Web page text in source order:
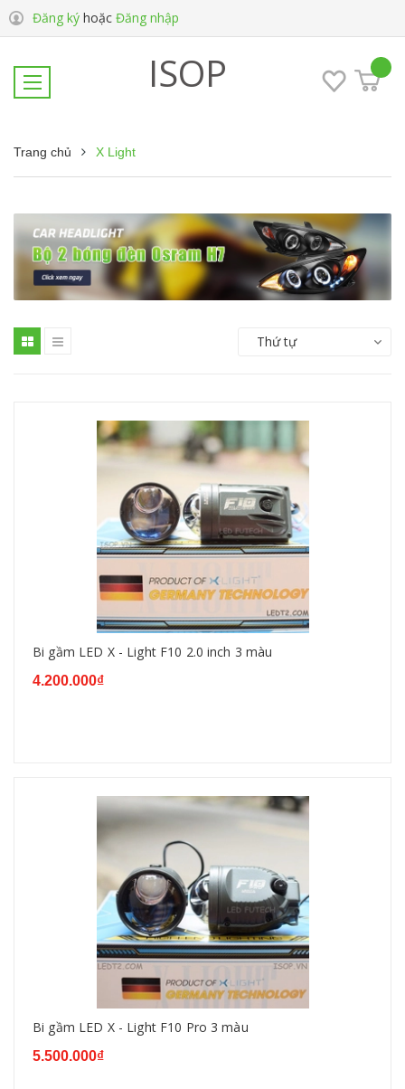
Đăng ký hoặc Đăng nhập
ISOP
Trang chủ X Light
Thứ tự
Bi gầm LED X - Light F10 2.0 inch 3 màu
4.200.000₫
Bi gầm LED X - Light F10 Pro 3 màu
5.500.000₫